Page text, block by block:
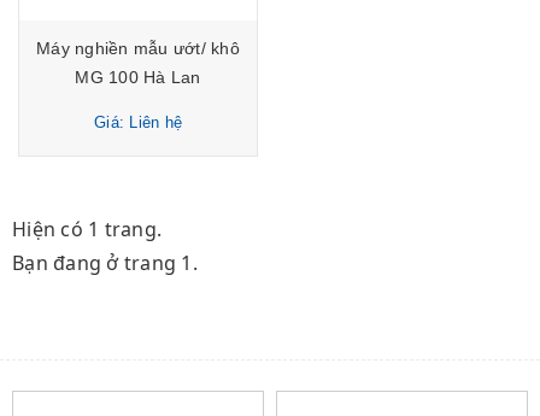
Máy nghiền mẫu ướt/ khô
MG 100 Hà Lan
Giá: Liên hệ
Hiện có 1 trang.
Bạn đang ở trang 1.